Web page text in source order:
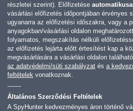
részletei szerint). Előfizetése
vásárlási előfizetés időpontjában érvényes
ugyanarra az előfizetési időszakra, vagy a
anyagokban/vásárlási oldalon
folyamatos, megszakítás nélküli
az előfizetés lejárta előtt értesítést kap a
megvásárlására a vásárlási oldalon
az adatvédelmi/süti szabályzat és a
feltételek vonatkoznak.
-------
Általános Szerződési Feltételek
A SpyHunter kedvezményes áron történő